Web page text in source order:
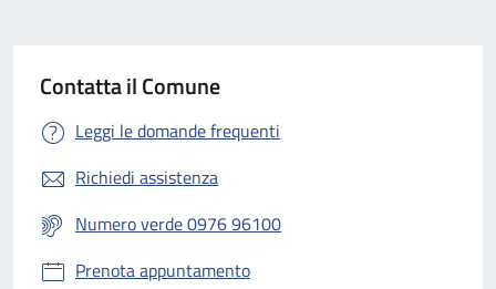
Contatta il Comune
Leggi le domande frequenti
Richiedi assistenza
Numero verde 0976 96100
Prenota appuntamento